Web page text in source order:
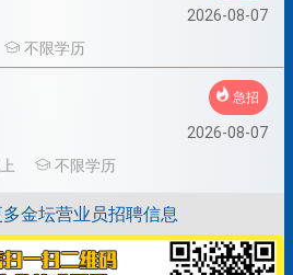
2026-08-07
不限学历
急招
2026-08-07
不限学历
金坛营业员招聘信息